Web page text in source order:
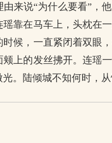
来说“为什么要看”
靠在马车上，头枕在
候，一直紧闭着双眼
上的发丝拂开。连瑶
。陆倾城不知何时，